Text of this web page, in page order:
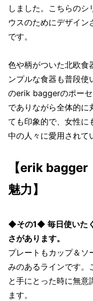
しました。こちらの
ウスのためにデザイン
です。
色や柄がついた北欧食
ンプルな食器も普段使
のerik baggerのポー
でありながら全体的に
ても印象的で、女性に
中の人々に愛用されて
【erik
魅力】
◆その1◆ 毎日使いた
さがあります。
プレートもカップ＆ソ
みのあるラインです。
と手にとった時に無
ます。